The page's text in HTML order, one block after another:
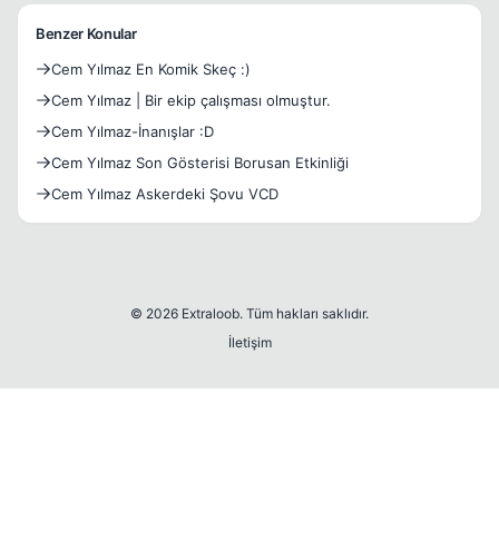
Benzer Konular
Cem Yılmaz En Komik Skeç :)
Cem Yılmaz | Bir ekip çalışması olmuştur.
Cem Yılmaz-İnanışlar :D
Cem Yılmaz Son Gösterisi Borusan Etkinliği
Cem Yılmaz Askerdeki Şovu VCD
© 2026 Extraloob. Tüm hakları saklıdır.
İletişim